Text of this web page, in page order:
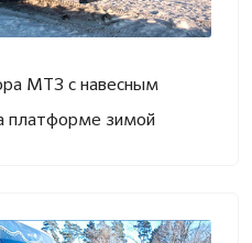
МТЗ с навесным
платформе зимой